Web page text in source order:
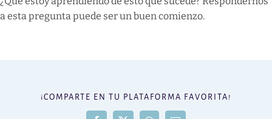
a esta pregunta puede ser un buen comienzo.
¡COMPARTE EN TU PLATAFORMA FAVORITA!